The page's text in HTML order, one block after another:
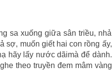
sa xuống giữa sân triều, nhả
sợ, muốn giết hai con rồng ấy,
hãy lấy nước dãimà để dành.
theo truyền đem mâm vàng